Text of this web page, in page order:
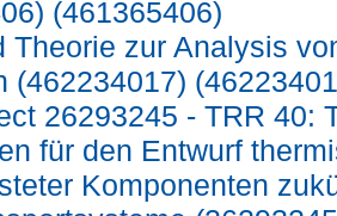
(461365406)
Theorie zur Analysis
(462234017)
26293245 - TRR 40:
für den Entwurf
Komponenten